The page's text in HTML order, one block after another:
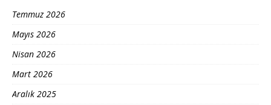
Temmuz 2026
Mayıs 2026
Nisan 2026
Mart 2026
Aralık 2025